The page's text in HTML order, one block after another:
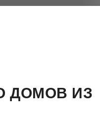
ДОМОВ ИЗ